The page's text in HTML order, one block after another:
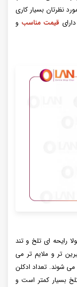
نظرتان بسیار کاری
قیمت مناسب و
رایحه ای تلخ و تند
تر و ملایم تر می
شوند. تعداد ادکلن
بسیار کمتر است و